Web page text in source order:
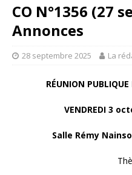
CO N°1356 (27
Annonces
28 septembre 2025 La
RÉUNION
VENDREDI 3
Salle Rémy